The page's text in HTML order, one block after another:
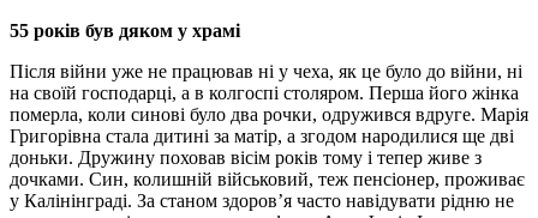
55 років був дяком у храмі
Після війни уже не працював ні у чеха, як це було до війни, ні
на своїй господарці, а в колгоспі столяром. Перша його жінка
померла, коли синові було два рочки, одружився вдруге. Марія
Григорівна стала дитині за матір, а згодом народилися ще дві
доньки. Дружину поховав вісім років тому і тепер живе з
дочками. Син, колишній військовий, теж пенсіонер, проживає
у Калінінграді. За станом здоров’я часто навідувати рідню не